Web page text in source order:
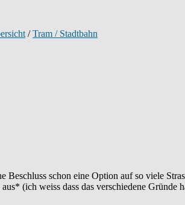
/Tram / Stadtbahn
schon eine Option auf so viele
(ich weiss dass das verschiedene Gründe